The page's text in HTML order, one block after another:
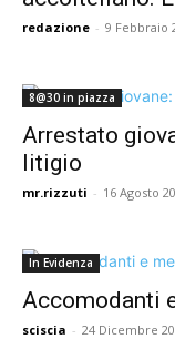
redazione - 9 Febbraio
8@30 in piazza
Arrestato
litigio
mr.rizzuti - 16 Agosto
In Evidenza
Accomodanti
sciscia - 24 Dicembre